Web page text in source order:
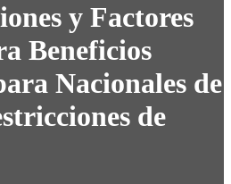
y Factores
Beneficios
Nacionales de
de